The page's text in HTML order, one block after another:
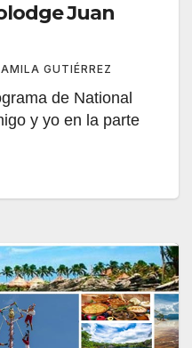
Juan
GUTIÉRREZ
de National
y yo en la parte